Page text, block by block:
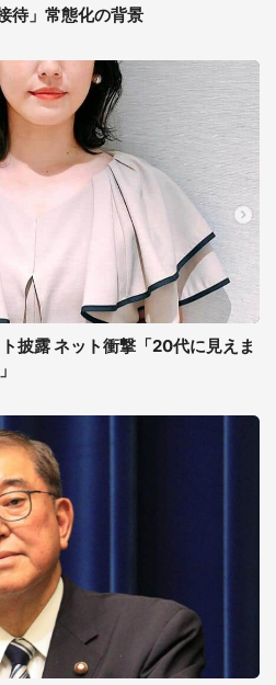
待」常態化の背景
披露 ネット衝撃「20代に見えま